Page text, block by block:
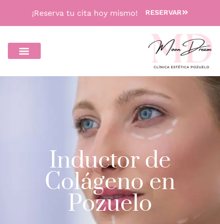
¡Reserva tu cita hoy mismo! RESERVAR
Inductor de
Colágeno en
Pozuelo